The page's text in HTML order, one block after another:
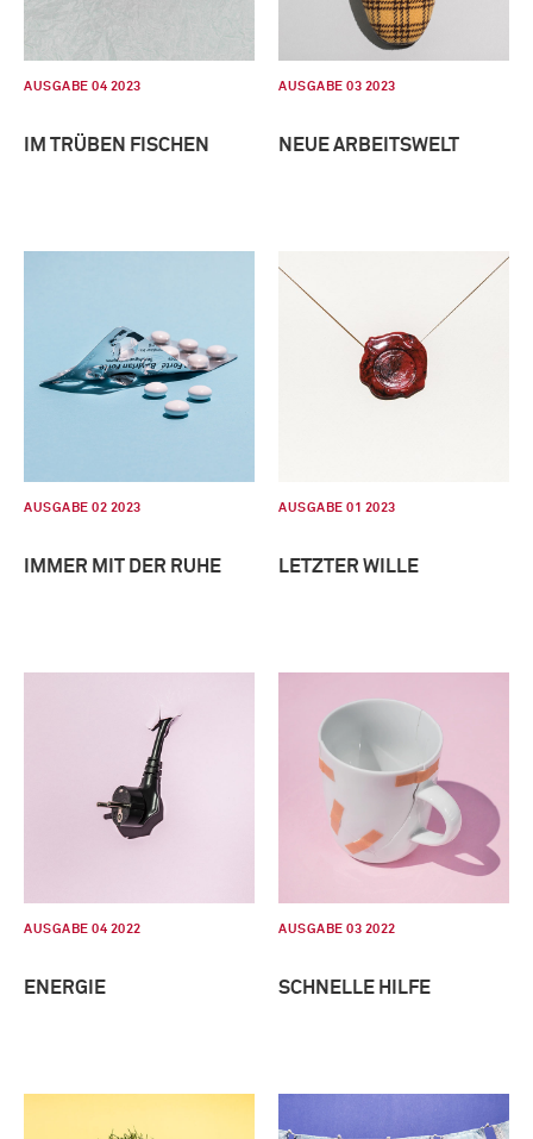
AUSGABE 04 2023
IM TRÜBEN FISCHEN
AUSGABE 03 2023
NEUE ARBEITSWELT
AUSGABE 02 2023
IMMER MIT DER RUHE
AUSGABE 01 2023
LETZTER WILLE
AUSGABE 04 2022
ENERGIE
AUSGABE 03 2022
SCHNELLE HILFE